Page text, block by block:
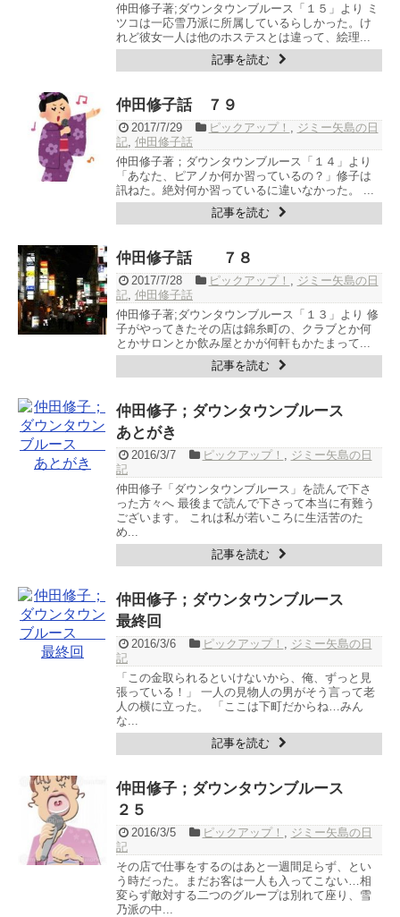
仲田修子著;ダウンタウンブルース「１５」より ミ
ツコは一応雪乃派に所属しているらしかった。け
れど彼女一人は他のホステスとは違って、絵理...
記事を読む
仲田修子話 ７９
2017/7/29 ピックアップ！
ジミー矢島の日
記 仲田修子話
仲田修子著；ダウンタウンブルース「１４」より
「あなた、ピアノか何か習っているの？」修子は
訊ねた。絶対何か習っているに違いなかった。 ...
記事を読む
仲田修子話 ７８
2017/7/28 ピックアップ！
ジミー矢島の日
記 仲田修子話
仲田修子著;ダウンタウンブルース「１３」より 修
子がやってきたその店は錦糸町の、クラブとか何
とかサロンとか飲み屋とかが何軒もかたまって...
記事を読む
仲田修子；ダウンタウンブルース
あとがき
2016/3/7 ピックアップ！
ジミー矢島の日
記
仲田修子「ダウンタウンブルース」を読んで下さ
った方々へ 最後まで読んで下さって本当に有難う
ございます。 これは私が若いころに生活苦のた
め...
記事を読む
仲田修子；ダウンタウンブルース
最終回
2016/3/6 ピックアップ！
ジミー矢島の日
記
「この金取られるといけないから、俺、ずっと見
張っている！」 一人の見物人の男がそう言って老
人の横に立った。 「ここは下町だからね…みん
な...
記事を読む
仲田修子；ダウンタウンブルース
２５
2016/3/5 ピックアップ！
ジミー矢島の日
記
その店で仕事をするのはあと一週間足らず、とい
う時だった。まだお客は一人も入ってこない…相
変らず敵対する二つのグループは別れて座り、雪
乃派の中...